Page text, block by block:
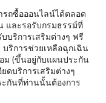
ถซื้อออนไลน์ได้ตลอด
และรอรับกรมธรรม์ที่
บริการเสริมต่างๆ ฟรี
ริการช่วยเหลือฉุกเฉิน
ม (ขึ้นอยู่กับแผนประกัน
ดบริการเสริมต่างๆ
กันที่ท่านนั้นต้องการ